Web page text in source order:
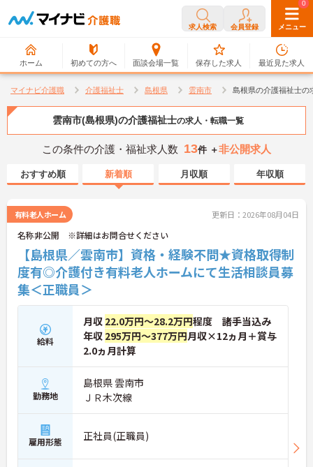
求人検索 会員登録 メニュー
ホーム 初めての方へ 面談会場一覧
0
保存した求人
0
最近見た求人
マイナビ介護職 介護福祉士 島根県 雲南市 島根県の介護福祉士の
雲南市(島根県)の介護福祉士の求人・転職一覧
この条件の介護・福祉求人数 13件 ＋非公開求人
おすすめ順 新着順 月収順 年収順
有料老人ホーム 更新日：2026年08月04日
名称非公開 ※詳細はお問合せください
【島根県／雲南市】資格・経験不問★資格取得制
度有◎介護付き有料老人ホームにて生活相談員募
集＜正職員＞
給料
月収 22.0万円～28.2万円程度 諸手当込み
年収 295万円～377万円月収×12ヵ月＋賞与
2.0ヵ月計算
勤務地
島根県 雲南市
ＪＲ木次線
雇用形態 正社員(正職員)